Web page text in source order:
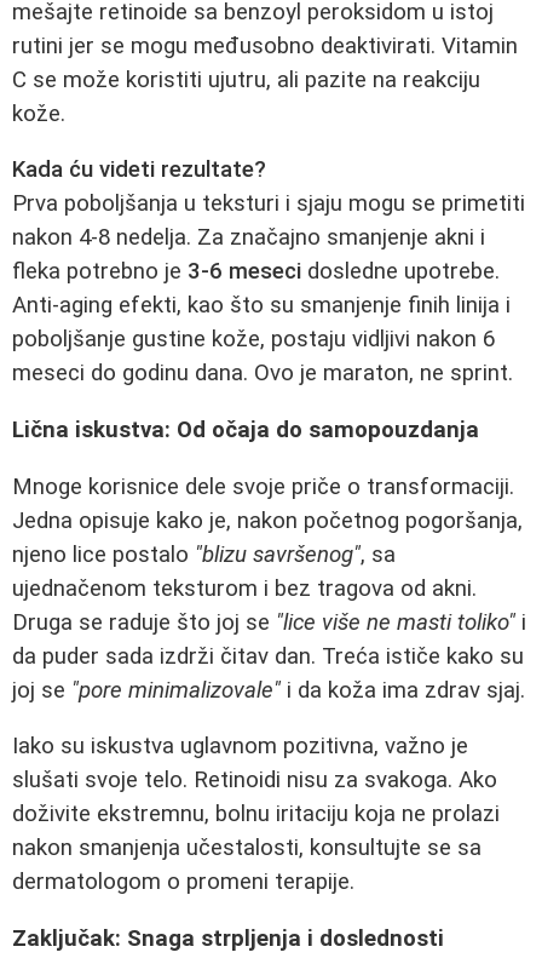
mešajte retinoide sa benzoyl peroksidom u istoj
rutini jer se mogu međusobno deaktivirati. Vitamin
C se može koristiti ujutru, ali pazite na reakciju
kože.
Kada ću videti rezultate?
Prva poboljšanja u teksturi i sjaju mogu se primetiti
nakon 4-8 nedelja. Za značajno smanjenje akni i
fleka potrebno je 3-6 meseci dosledne upotrebe.
Anti-aging efekti, kao što su smanjenje finih linija i
poboljšanje gustine kože, postaju vidljivi nakon 6
meseci do godinu dana. Ovo je maraton, ne sprint.
Lična iskustva: Od očaja do samopouzdanja
Mnoge korisnice dele svoje priče o transformaciji.
Jedna opisuje kako je, nakon početnog pogoršanja,
njeno lice postalo "blizu savršenog", sa
ujednačenom teksturom i bez tragova od akni.
Druga se raduje što joj se "lice više ne masti toliko" i
da puder sada izdrži čitav dan. Treća ističe kako su
joj se "pore minimalizovale" i da koža ima zdrav sjaj.
Iako su iskustva uglavnom pozitivna, važno je
slušati svoje telo. Retinoidi nisu za svakoga. Ako
doživite ekstremnu, bolnu iritaciju koja ne prolazi
nakon smanjenja učestalosti, konsultujte se sa
dermatologom o promeni terapije.
Zaključak: Snaga strpljenja i doslednosti